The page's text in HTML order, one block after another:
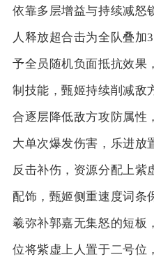
依靠多层增益与持续减怒
人释放超合击为全队叠
予全员随机负面抵抗效果
制技能，甄姬持续削减敌
合逐层降低敌方攻防属性
大单次爆发伤害，乐进放
反击补伤，资源分配上紫
配饰，甄姬侧重速度词条
羲弥补郭嘉无集怒的短板
位将紫虚上人置于二号位